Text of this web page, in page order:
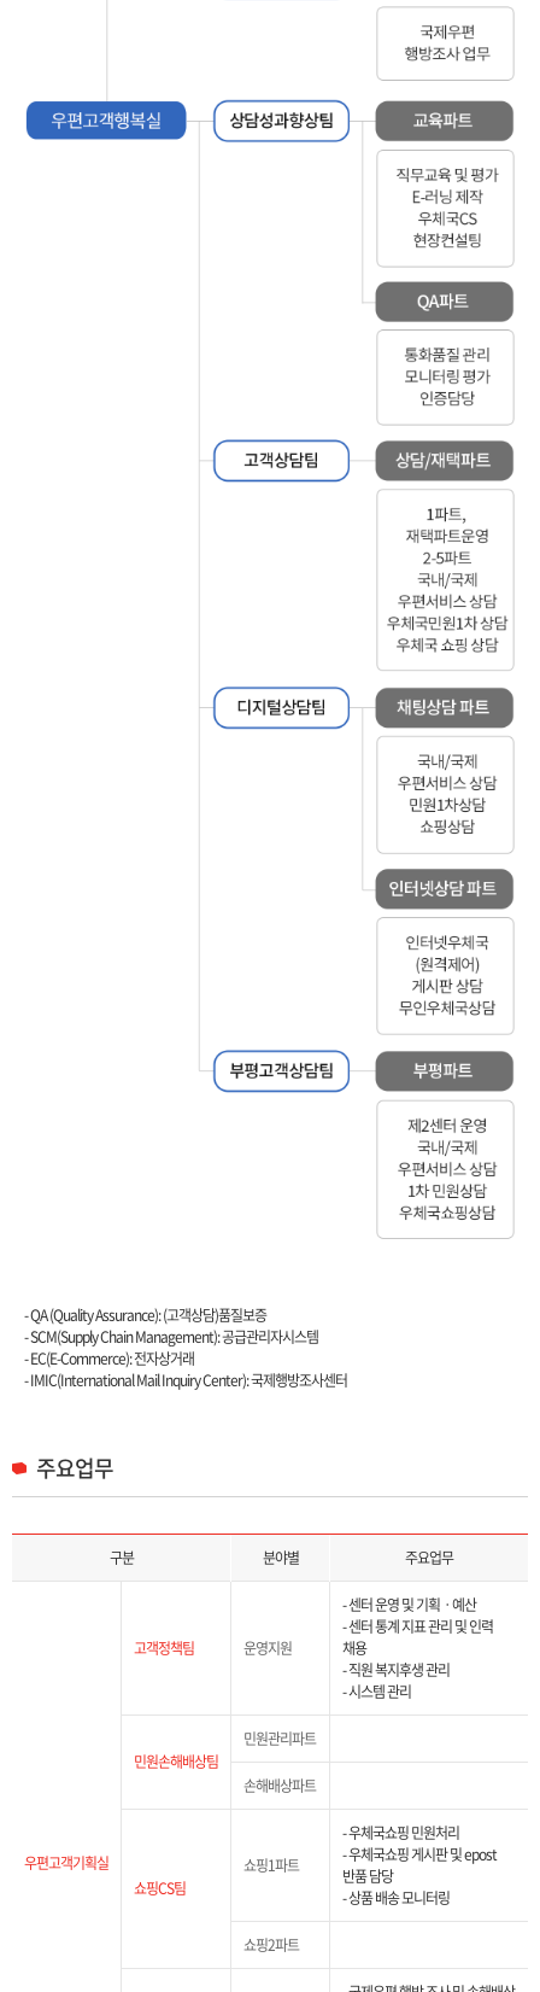
- QA (Quality Assurance): (고객상담)품질보증
- SCM(Supply Chain Management): 공급관리자시스템
- EC(E-Commerce): 전자상거래
- IMIC(International Mail Inquiry Center): 국제행방조사센터
주요업무
주요업무 목록으로 구분, 분야별, 주요업무 정보 제공합니다.
구분 분야별 주요업무
우편고객기획실
고객정책팀 운영지원
- 센터 운영 및 기획ㆍ예산
- 센터 통계 지표 관리 및 인력
채용
- 직원 복지후생 관리
- 시스템 관리
민원손해배상팀
민원관리파트
손해배상파트
쇼핑CS팀
쇼핑1파트
- 우체국쇼핑 민원처리
- 우체국쇼핑 게시판 및 epost
반품 담당
- 상품 배송 모니터링
쇼핑2파트